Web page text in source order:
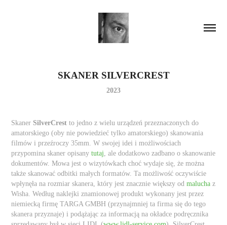
SKANER SILVERCREST
2023
SkanerSilverCrest to jedno z wielu urządzeń przeznaczonych do
amatorskiego (oby nie powiedzieć tylko amatorskiego) skanowania
filmów i przeźroczy 35mm. W swojej idei i możliwościach
przypomina skaner opisanytutaj, ale dodatkowo zadbano o skanowanie
dokumentów. Mowa jest o wizytówkach choć wydaje się, że można
także skanować odbitki małych formatów. Ta możliwość oczywiście
wpłynęła na rozmiar skanera, który jest znacznie większy odmalucha z
Wisha. Według naklejki znamionowej produkt wykonany jest przez
niemiecką firmę TARGA GMBH (przynajmniej ta firma się do tego
skanera przyznaje) i podążając za informacją na okładce podręcznika